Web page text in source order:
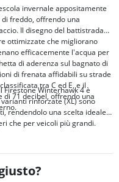
invernale appositamente
freddo, offrendo una
Il disegno del battistrada
ottimizzate che migliorano
efficacemente l'acqua per
di aderenza sul bagnato di
di frenata affidabili su strade
tra C ed E, e il
di 71 decibel, offrendo una
Firestone Winterhawk 4 è
rinforzate (XL) sono
rendendolo una scelta ideale
che per veicoli più grandi.